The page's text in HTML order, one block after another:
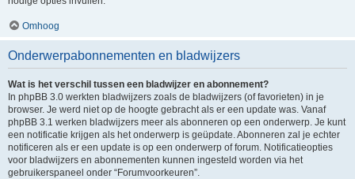
Omhoog
Onderwerpabonnementen en bladwijzers
Wat is het verschil tussen een bladwijzer en abonnement?
In phpBB 3.0 werkten bladwijzers zoals de bladwijzers (of favorieten) in je
browser. Je werd niet op de hoogte gebracht als er een update was. Vanaf
phpBB 3.1 werken bladwijzers meer als abonneren op een onderwerp. Je kunt
een notificatie krijgen als het onderwerp is geüpdate. Abonneren zal je echter
notificeren als er een update is op een onderwerp of forum. Notificatieopties
voor bladwijzers en abonnementen kunnen ingesteld worden via het
gebruikerspaneel onder “Forumvoorkeuren”.